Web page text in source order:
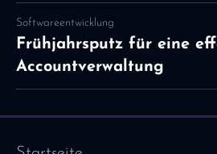
Softwareentwicklung
Frühjahrsputz für eine
Accountverwaltung